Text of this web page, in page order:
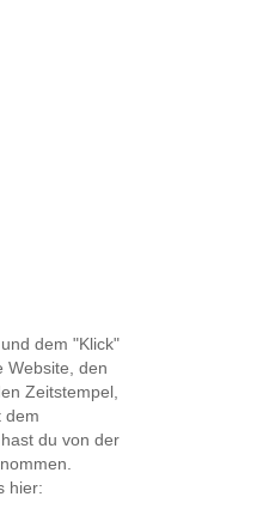
dem "Klick"
Website, den
Zeitstempel,
dem
du von der
hier: